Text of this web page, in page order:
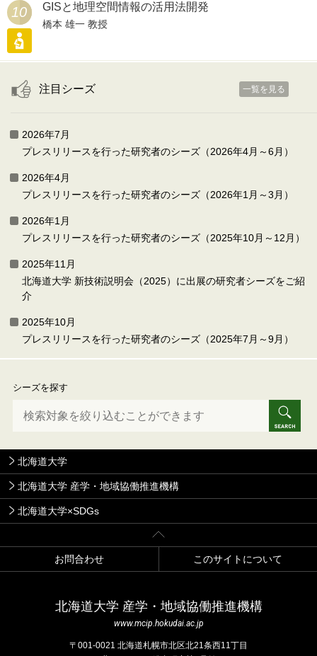
10 GISと地理空間情報の活用法開発
橋本 雄一 教授
注目シーズ 一覧を見る
2026年7月
プレスリリースを行った研究者のシーズ（2026年4月～6月）
2026年4月
プレスリリースを行った研究者のシーズ（2026年1月～3月）
2026年1月
プレスリリースを行った研究者のシーズ（2025年10月～12月）
2025年11月
北海道大学 新技術説明会（2025）に出展の研究者シーズをご紹
介
2025年10月
プレスリリースを行った研究者のシーズ（2025年7月～9月）
シーズを探す
北海道大学
北海道大学 産学・地域協働推進機構
北海道大学×SDGs
お問合わせ このサイトについて
北海道⼤学 産学・地域協働推進機構
www.mcip.hokudai.ac.jp
〒001-0021 北海道札幌市北区北21条⻄11丁⽬